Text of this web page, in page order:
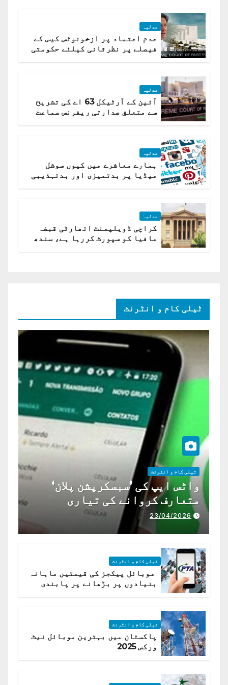
عدلیہ
عدم اعتماد پر ازخونوٹس کیس کے
فیصلے پر نظرثانی کیلئے حکومتی
عدلیہ
آئین کے آرٹیکل 63 اے کی تشریح
سے متعلق صدارتی ریفرنس سماعت
عدلیہ
ہمارے معاشرے میں کیوں سوشل
میڈیا پر بدتمیزی اور بدتہذیبی
عدلیہ
کراچی ڈویلپمنٹ اتھارٹی قبضہ
مافیا کو سپورٹ کررہا ہے، سندھ
ٹیلی کام و انٹرنٹ
ٹیلی کام و انٹرنٹ
واٹس ایپ کی ’سبسکرپشن پلان‘
متعارف کروانے کی تیاری
23/04/2026
ٹیلی کام و انٹرنٹ
موبائل پیکجز کی قیمتیں ماہانہ
بنیادوں پر بڑھانے پر پابندی
ٹیلی کام و انٹرنٹ
پاکستان میں بہترین موبائل نیٹ
ورکس 2025